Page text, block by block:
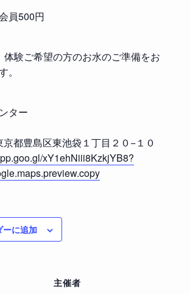
員500円
体験ご希望の方のお水のご準備をお
。
ター
都豊島区東池袋１丁目２０−１０
xY1ehNiii8KzkjYB8?
ーに追加
主催者